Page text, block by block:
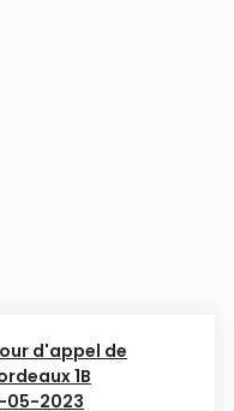
d'appel de
1B
05-2023